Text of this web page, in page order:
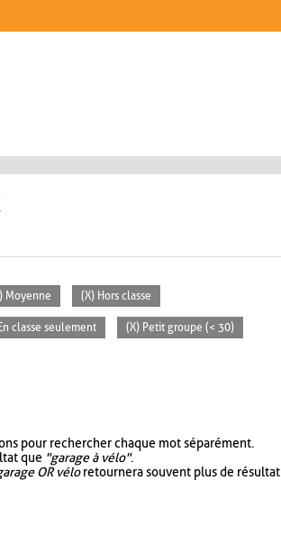
Moyenne (X) Hors classe
classe seulement (X) Petit groupe (< 30)
pour rechercher chaque mot séparément.
que "garage à vélo".
OR véloretournera souvent plus de résultat